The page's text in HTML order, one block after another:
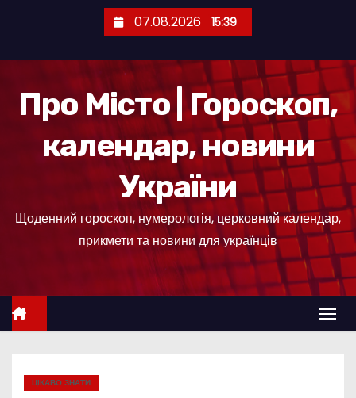
е
07.08.2026 15:39
Про Місто | Гороскоп,
календар, новини
України
Щоденний гороскоп, нумерологія, церковний календар,
прикмети та новини для українців
ЦІКАВО ЗНАТИ